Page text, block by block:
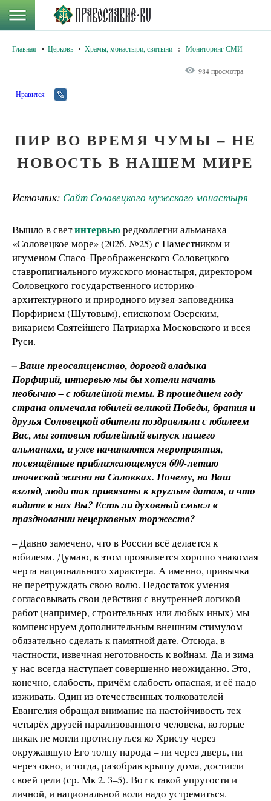
Главная Церковь Храмы, монастыри, святыни : Мониторинг СМИ
984 просмотра
Нравится
ПИР ВО ВРЕМЯ ЧУМЫ – НЕ
НОВОСТЬ В НАШЕМ МИРЕ
Источник: Сайт Соловецкого мужского монастыря
Вышло в светинтервьюредколлегии альманаха
«Соловецкое море» (2026. №25) с Наместником и
игуменом Спасо-Преображенского Соловецкого
ставропигиального мужского монастыря, директором
Соловецкого государственного историко-
архитектурного и природного музея-заповедника
Порфирием (Шутовым), епископом Озерским,
викарием Святейшего Патриарха Московского и всея
Руси.
– Ваше преосвященство, дорогой владыка
Порфирий, интервью мы бы хотели начать
необычно – с юбилейной темы. В прошедшем году
страна отмечала юбилей великой Победы, братия и
друзья Соловецкой обители поздравляли с юбилеем
Вас, мы готовим юбилейный выпуск нашего
альманаха, и уже начинаются мероприятия,
посвящённые приближающемуся 600-летию
иноческой жизни на Соловках. Почему, на Ваш
взгляд, люди так привязаны к круглым датам, и что
видите в них Вы? Есть ли духовный смысл в
праздновании нецерковных торжеств?
– Давно замечено, что в России всё делается к
юбилеям. Думаю, в этом проявляется хорошо знакомая
черта национального характера. А именно, привычка
не перетруждать свою волю. Недостаток умения
согласовывать свои действия с внутренней логикой
работ (например, строительных или любых иных) мы
компенсируем дополнительным внешним стимулом –
обязательно сделать к памятной дате. Отсюда, в
частности, извечная неготовность к войнам. Да и зима
у нас всегда наступает совершенно неожиданно. Это,
конечно, слабость, причём слабость опасная, и её надо
изживать. Один из отечественных толкователей
Евангелия обращал внимание на настойчивость тех
четырёх друзей парализованного человека, которые
никак не могли протиснуться ко Христу через
окружавшую Его толпу народа – ни через дверь, ни
через окно, и тогда, разобрав крышу дома, достигли
своей цели (ср. Мк 2. 3–5). Вот к такой упругости и
личной, и национальной воли надо устремиться.